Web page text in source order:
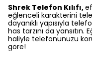
Shrek Telefon Kılıfı,
eğlenceli karakterini
dayanıklı yapısıyla
has tarzını da
haliyle telefonunuzu
göre!